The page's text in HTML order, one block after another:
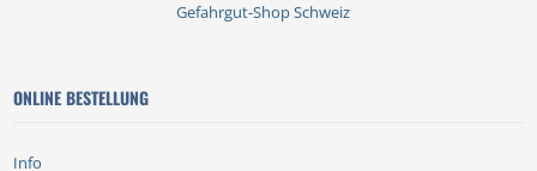
Gefahrgut-Shop Schweiz
ONLINE BESTELLUNG
Info